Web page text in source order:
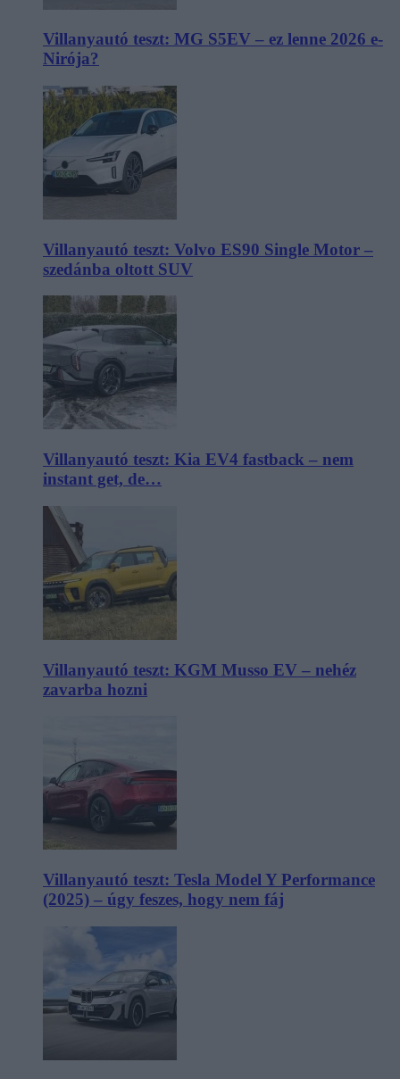
Villanyautó teszt: MG S5EV – ez lenne 2026 e-
Nirója?
Villanyautó teszt: Volvo ES90 Single Motor –
szedánba oltott SUV
Villanyautó teszt: Kia EV4 fastback – nem
instant get, de…
Villanyautó teszt: KGM Musso EV – nehéz
zavarba hozni
Villanyautó teszt: Tesla Model Y Performance
(2025) – úgy feszes, hogy nem fáj